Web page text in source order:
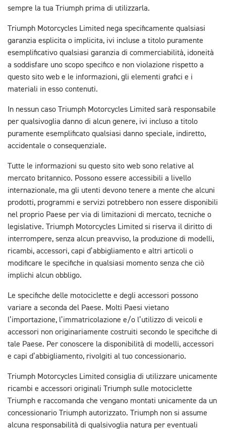
sempre la tua Triumph prima di utilizzarla.
Triumph Motorcycles Limited nega specificamente qualsiasi
garanzia esplicita o implicita, ivi incluse a titolo puramente
esemplificativo qualsiasi garanzia di commerciabilità, idoneità
a soddisfare uno scopo specifico e non violazione rispetto a
questo sito web e le informazioni, gli elementi grafici e i
materiali in esso contenuti.
In nessun caso Triumph Motorcycles Limited sarà responsabile
per qualsivoglia danno di alcun genere, ivi incluso a titolo
puramente esemplificato qualsiasi danno speciale, indiretto,
accidentale o consequenziale.
Tutte le informazioni su questo sito web sono relative al
mercato britannico. Possono essere accessibili a livello
internazionale, ma gli utenti devono tenere a mente che alcuni
prodotti, programmi e servizi potrebbero non essere disponibili
nel proprio Paese per via di limitazioni di mercato, tecniche o
legislative. Triumph Motorcycles Limited si riserva il diritto di
interrompere, senza alcun preavviso, la produzione di modelli,
ricambi, accessori, capi d’abbigliamento e altri articoli o
modificare le specifiche in qualsiasi momento senza che ciò
implichi alcun obbligo.
Le specifiche delle motociclette e degli accessori possono
variare a seconda del Paese. Molti Paesi vietano
l’importazione, l’immatricolazione e/o l’utilizzo di veicoli e
accessori non originariamente costruiti secondo le specifiche di
tale Paese. Per conoscere la disponibilità di modelli, accessori
e capi d’abbigliamento, rivolgiti al tuo concessionario.
Triumph Motorcycles Limited consiglia di utilizzare unicamente
ricambi e accessori originali Triumph sulle motociclette
Triumph e raccomanda che vengano montati unicamente da un
concessionario Triumph autorizzato. Triumph non si assume
alcuna responsabilità di qualsivoglia natura per eventuali